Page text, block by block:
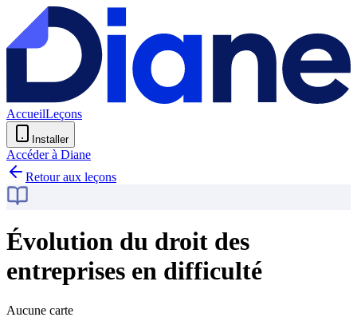
AccueilLeçons
Installer
Accéder à Diane
Retour aux leçons
Évolution du droit des
entreprises en difficulté
Aucune carte